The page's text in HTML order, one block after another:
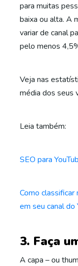
para muitas
baixa ou alta. A
variar de canal
pelo menos
Veja nas
média dos seus
Leia também:
SEO para
Como
em seu canal do
3. Faça
A capa – ou